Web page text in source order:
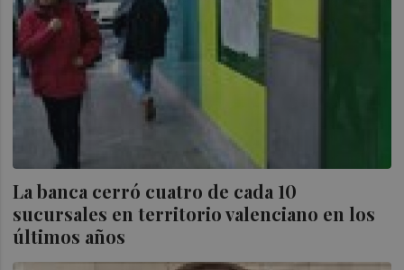
La banca cerró cuatro de cada 10
sucursales en territorio valenciano en los
últimos años